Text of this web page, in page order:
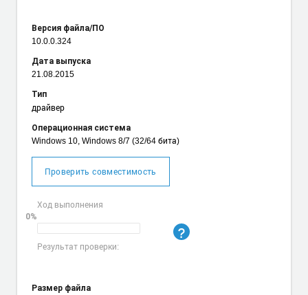
Версия файла/ПО
10.0.0.324
Дата выпуска
21.08.2015
Тип
драйвер
Операционная система
Windows 10, Windows 8/7 (32/64 бита)
Проверить совместимость
Ход выполнения
0%
Результат проверки:
Размер файла